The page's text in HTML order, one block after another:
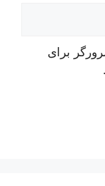
برای